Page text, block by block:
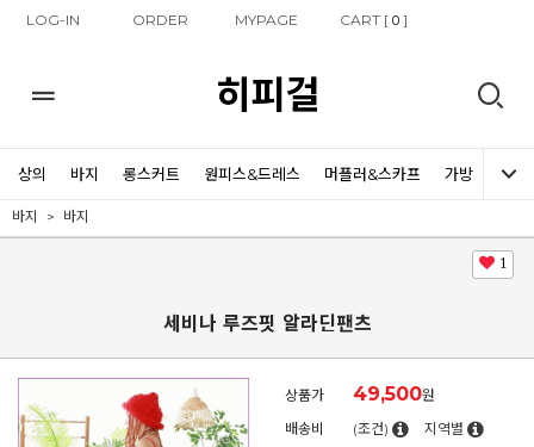
LOG-IN ORDER MYPAGE CART [0 ]
히피걸
상의 바지 롱스커트 원피스&드레스 머플러&스카프 가방 신발
바지 바지
1
세비나 루즈핏 알라딘팬츠
상품가 49,500원
배송비
(조건) 지역별